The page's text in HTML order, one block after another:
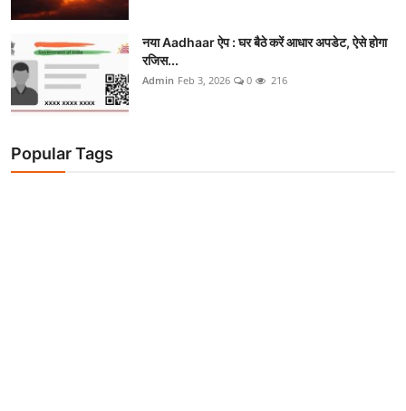
नया Aadhaar ऐप : घर बैठे करें आधार अपडेट, ऐसे होगा
रजिस...
Admin Feb 3, 2026 0 216
Popular Tags